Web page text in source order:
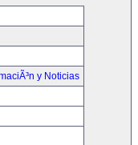
y Noticias